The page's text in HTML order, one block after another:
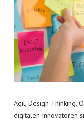
MODERNE
KULTUR
KONTAKT
Agil, Design Thinking,
digitalen Innovatoren